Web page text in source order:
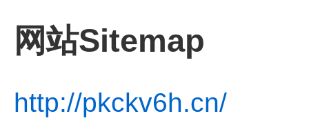
网站Sitemap
http://pkckv6h.cn/